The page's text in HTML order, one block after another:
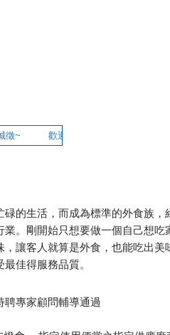
歡迎對本公司以下職 缺有興趣的您,
的生活，而成為標準的外食族
。剛開始只想要做一個自己想
讓客人就算是外食，也能吃出
佳得服務品質。
專家顧問輔導通過